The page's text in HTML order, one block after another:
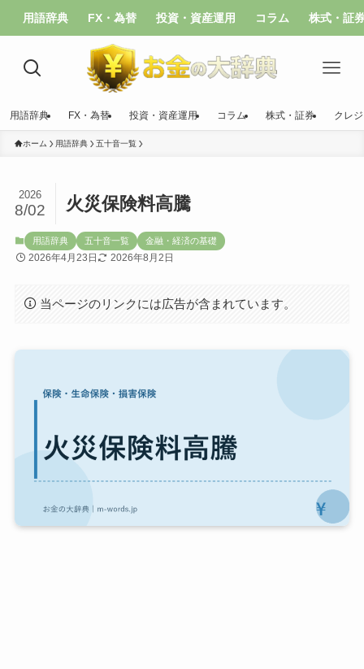
用語辞典 FX・為替 投資・資産運用 コラム 株式・証
用語辞典 FX・為替 投資・資産運用 コラム 株式・証券 クレ
ホーム 用語辞典 五十音一覧
火災保険料高騰
2026
8/02
用語辞典 五十音一覧 金融・経済の基礎
2026年4月23日 2026年8月2日
当ページのリンクには広告が含まれています。